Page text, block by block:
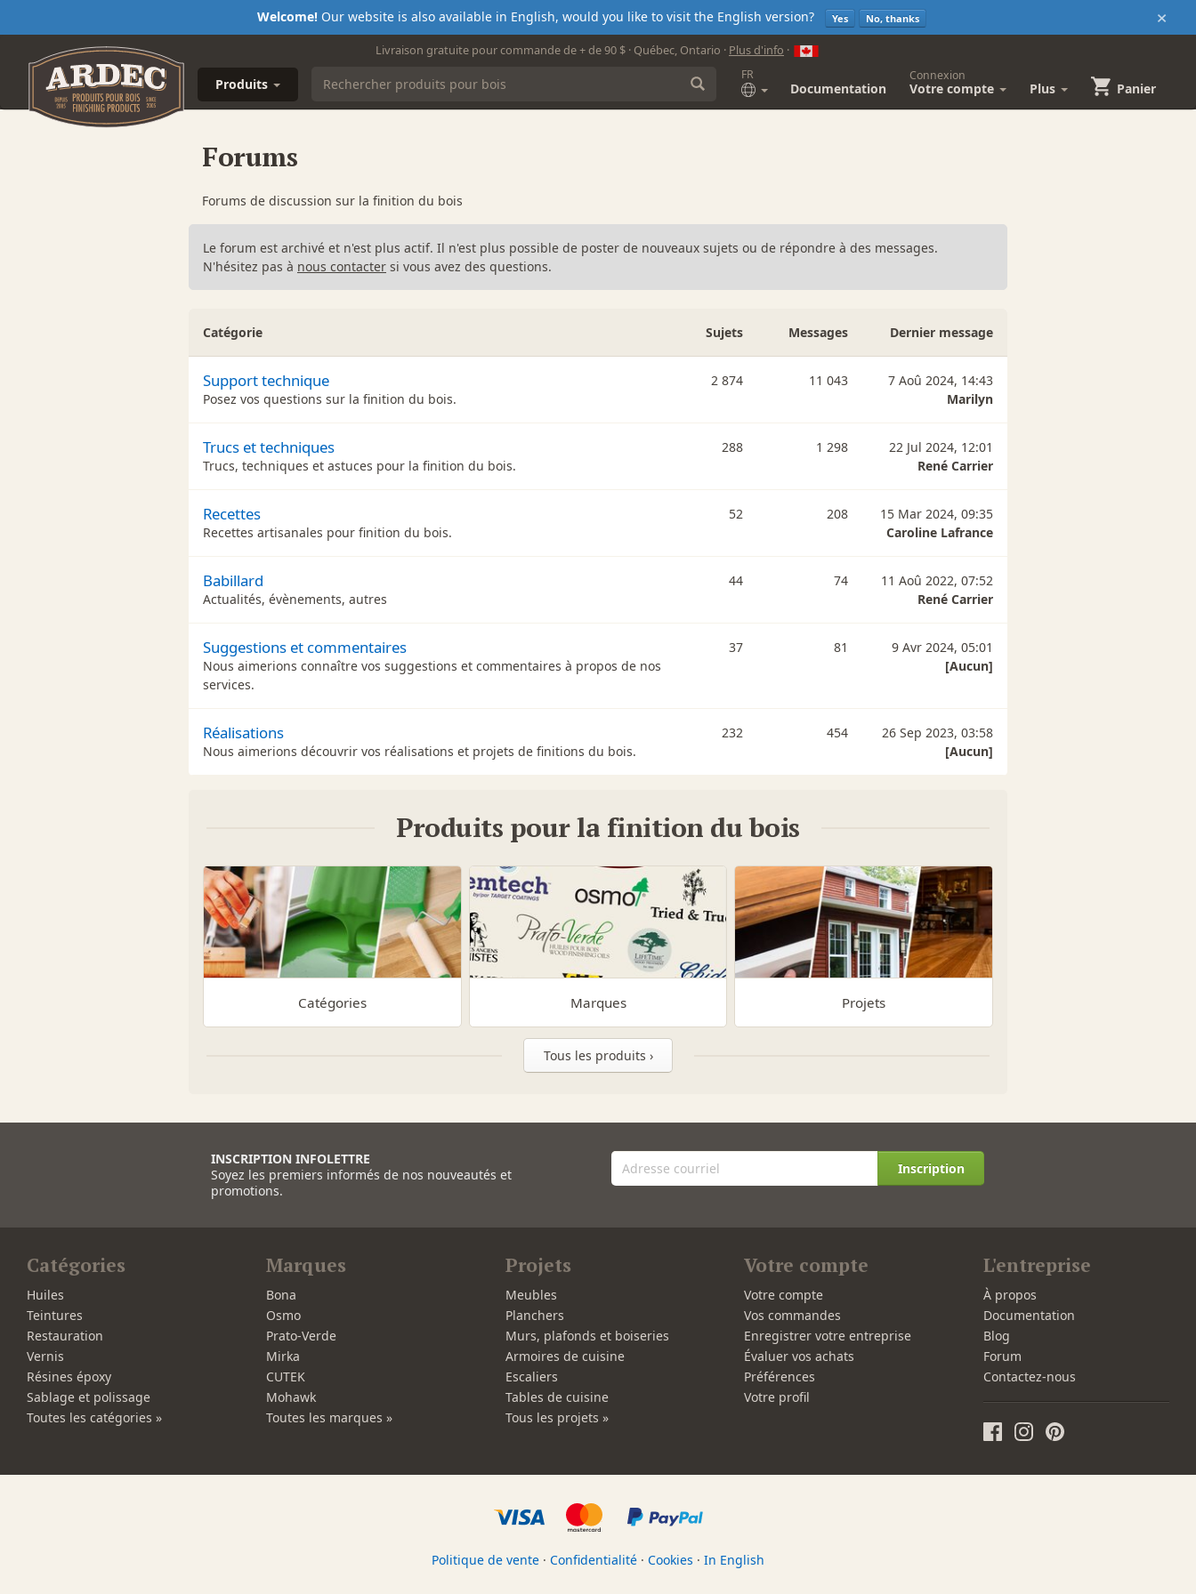
×
Welcome!Our website is also available in English, would you like to visit the English version? Yes No, thanks
Livraison gratuite pour commande de + de 90 $ · Québec, Ontario · Plus d'info ·
Produits
FR
Documentation
Connexion
Votre compte Plus Panier
Forums
Forums de discussion sur la finition du bois
Le forum est archivé et n'est plus actif. Il n'est plus possible de poster de nouveaux sujets ou de répondre à des messages.
N'hésitez pas à nous contacter si vous avez des questions.
Catégorie Sujets Messages Dernier message
Support technique
Posez vos questions sur la finition du bois.
2 874 11 043
7 Aoû 2024, 14:43
Marilyn
Trucs et techniques
Trucs, techniques et astuces pour la finition du bois.
288 1 298
22 Jul 2024, 12:01
René Carrier
Recettes
Recettes artisanales pour finition du bois.
52 208
15 Mar 2024, 09:35
Caroline Lafrance
Babillard
Actualités, évènements, autres
44 74
11 Aoû 2022, 07:52
René Carrier
Suggestions et commentaires
Nous aimerions connaître vos suggestions et commentaires à propos de nos
services.
37 81
9 Avr 2024, 05:01
[Aucun]
Réalisations
Nous aimerions découvrir vos réalisations et projets de finitions du bois.
232 454
26 Sep 2023, 03:58
[Aucun]
Produits pour la finition du bois
Catégories Marques Projets
Tous les produits ›
INSCRIPTION INFOLETTRE
Soyez les premiers informés de nos nouveautés et
promotions.
Inscription
Catégories
Huiles
Teintures
Restauration
Vernis
Résines époxy
Sablage et polissage
Toutes les catégories »
Marques
Bona
Osmo
Prato-Verde
Mirka
CUTEK
Mohawk
Toutes les marques »
Projets
Meubles
Planchers
Murs, plafonds et boiseries
Armoires de cuisine
Escaliers
Tables de cuisine
Tous les projets »
Votre compte
Votre compte
Vos commandes
Enregistrer votre entreprise
Évaluer vos achats
Préférences
Votre profil
L'entreprise
À propos
Documentation
Blog
Forum
Contactez-nous
Politique de vente · Confidentialité · Cookies · In English